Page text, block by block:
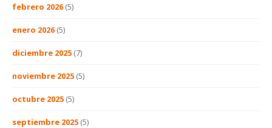
febrero 2026 (5)
enero 2026 (5)
diciembre 2025 (7)
noviembre 2025 (5)
octubre 2025 (5)
septiembre 2025 (5)